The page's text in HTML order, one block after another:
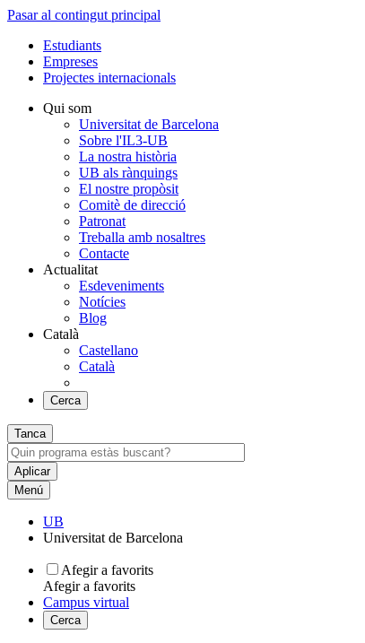
Pasar al contingut principal
Estudiants
Empreses
Projectes internacionals
Qui som
Universitat de Barcelona
Sobre l'IL3-UB
La nostra història
UB als rànquings
El nostre propòsit
Comitè de direcció
Patronat
Treballa amb nosaltres
Contacte
Actualitat
Esdeveniments
Notícies
Blog
Català
Castellano
Català
Cerca
Tanca
Menú
UB
Universitat de Barcelona
Afegir a favorits
Afegir a favorits
Campus virtual
Cerca